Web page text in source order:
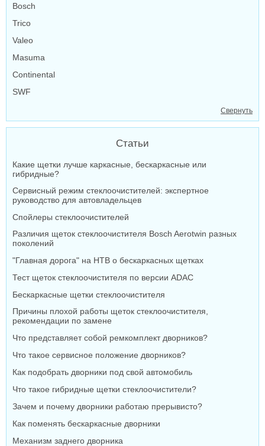
Bosch
Trico
Valeo
Masuma
Continental
SWF
Свернуть
Статьи
Какие щетки лучше каркасные, бескаркасные или
гибридные?
Сервисный режим стеклоочистителей: экспертное
руководство для автовладельцев
Спойлеры стеклоочистителей
Различия щеток стеклоочистителя Bosch Aerotwin разных
поколений
"Главная дорога" на НТВ о бескаркасных щетках
Тест щеток стеклоочистителя по версии ADAC
Бескаркасные щетки стеклоочистителя
Причины плохой работы щеток стеклоочистителя,
рекомендации по замене
Что представляет собой ремкомплект дворников?
Что такое сервисное положение дворников?
Как подобрать дворники под свой автомобиль
Что такое гибридные щетки стеклоочистители?
Зачем и почему дворники работаю прерывисто?
Как поменять бескаркасные дворники
Механизм заднего дворника